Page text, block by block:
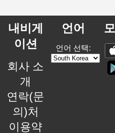
내비게
이션
회사 소
개
연락(문
의)처
이용약
언어
언어 선택: